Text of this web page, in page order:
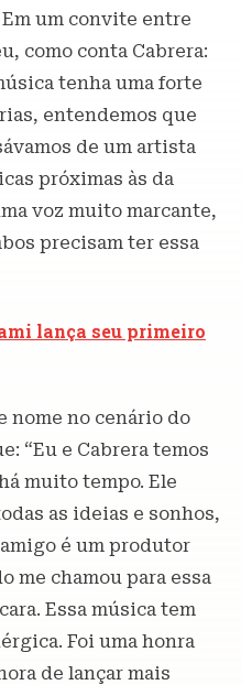
um convite entre
como conta Cabrera:
tenha uma forte
entendemos que
de um artista
próximas às da
voz muito marcante,
precisam ter essa
lança seu primeiro
nome no cenário do
“Eu e Cabrera temos
muito tempo. Ele
as ideias e sonhos,
é um produtor
me chamou para essa
Essa música tem
Foi uma honra
de lançar mais